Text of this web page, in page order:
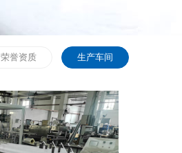
荣誉资质 生产车间